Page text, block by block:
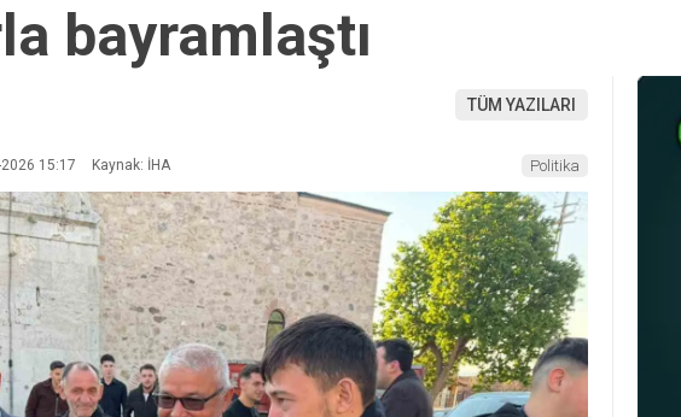
bayramlaştı
TÜM YAZILARI
15:17 Kaynak: İHA Politika